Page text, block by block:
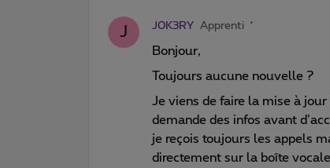
J J0K3RY Apprenti
Bonjour,
Toujours aucune nouvelle ?
Je viens de faire la mise à
demande des infos avant
je reçois toujours les appels
directement sur la boîte